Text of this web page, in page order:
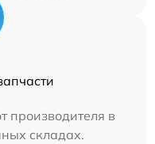
производителя в
складах.